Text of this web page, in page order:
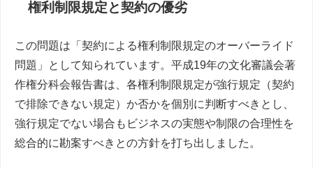
権利制限規定と契約の優劣
この問題は「契約による権利制限規定のオーバーライド
問題」として知られています。平成19年の文化審議会著
作権分科会報告書は、各権利制限規定が強行規定（契約
で排除できない規定）か否かを個別に判断すべきとし、
強行規定でない場合もビジネスの実態や制限の合理性を
総合的に勘案すべきとの方針を打ち出しました。